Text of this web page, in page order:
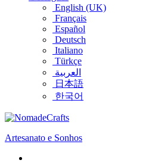
English (UK)
Français
Español
Deutsch
Italiano
Türkçe
العربية
日本語
한국어
Artesanato e Sonhos